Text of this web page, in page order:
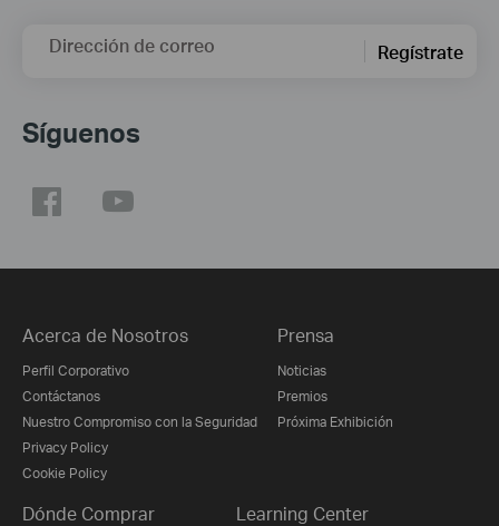
Dirección de correo Regístrate
Síguenos
Acerca de Nosotros
Perfil Corporativo
Contáctanos
Nuestro Compromiso con la Seguridad
Privacy Policy
Cookie Policy
Prensa
Noticias
Premios
Próxima Exhibición
Dónde Comprar Learning Center